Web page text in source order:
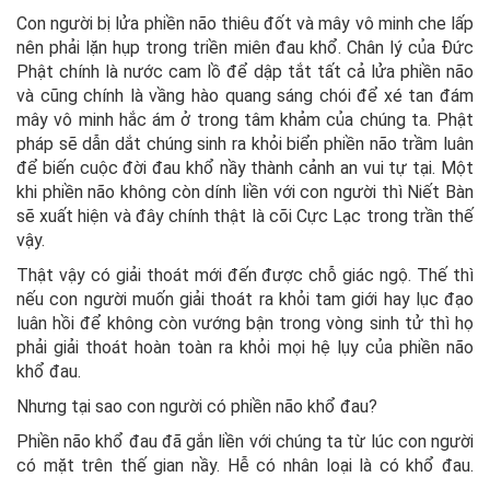
Con người bị lửa phiền não thiêu đốt và mây vô minh che lấp
nên phải lặn hụp trong triền miên đau khổ. Chân lý của Đức
Phật chính là nước cam lồ để dập tắt tất cả lửa phiền não
và cũng chính là vầng hào quang sáng chói để xé tan đám
mây vô minh hắc ám ở trong tâm khảm của chúng ta. Phật
pháp sẽ dẫn dắt chúng sinh ra khỏi biển phiền não trầm luân
để biến cuộc đời đau khổ nầy thành cảnh an vui tự tại. Một
khi phiền não không còn dính liền với con người thì Niết Bàn
sẽ xuất hiện và đây chính thật là cõi Cực Lạc trong trần thế
vậy.
Thật vậy có giải thoát mới đến được chỗ giác ngộ. Thế thì
nếu con người muốn giải thoát ra khỏi tam giới hay lục đạo
luân hồi để không còn vướng bận trong vòng sinh tử thì họ
phải giải thoát hoàn toàn ra khỏi mọi hệ lụy của phiền não
khổ đau.
Nhưng tại sao con người có phiền não khổ đau?
Phiền não khổ đau đã gắn liền với chúng ta từ lúc con người
có mặt trên thế gian nầy. Hễ có nhân loại là có khổ đau.